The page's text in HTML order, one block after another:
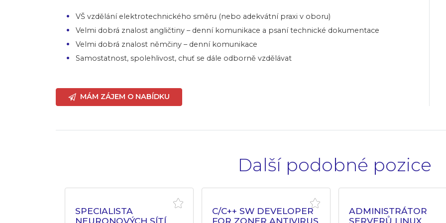
VŠ vzdělání elektrotechnického směru (nebo adekvátní praxi v oboru)
Velmi dobrá znalost angličtiny – denní komunikace a psaní technické dokumentace
Velmi dobrá znalost němčiny – denní komunikace
Samostatnost, spolehlivost, chuť se dále odborně vzdělávat
MÁM ZÁJEM O NABÍDKU
Další podobné pozice
SPECIALISTA
NEURONOVÝCH SÍTÍ
C/C++ SW DEVELOPER
FOR ZONER ANTIVIRUS
ADMINISTRÁTOR
SERVERŮ LINUX